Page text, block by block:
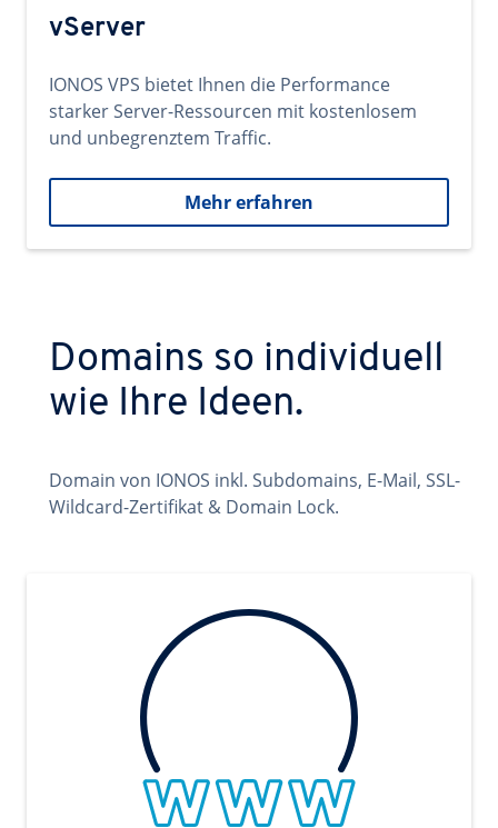
vServer
IONOS VPS bietet Ihnen die Performance
starker Server-Ressourcen mit kostenlosem
und unbegrenztem Traffic.
Mehr erfahren
Domains so individuell
wie Ihre Ideen.
Domain von IONOS inkl. Subdomains, E-Mail, SSL-
Wildcard-Zertifikat & Domain Lock.